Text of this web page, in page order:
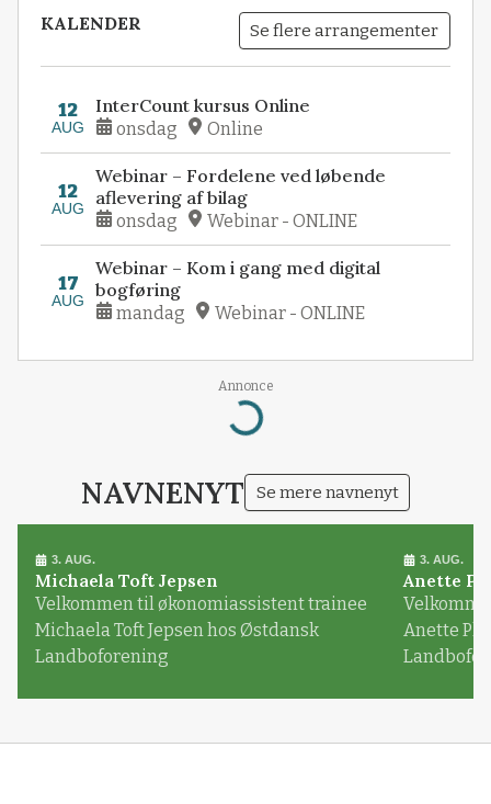
KALENDER Se flere arrangementer
12
AUG
InterCount kursus Online
onsdag Online
12
AUG
Webinar – Fordelene ved løbende
aflevering af bilag
onsdag Webinar - ONLINE
17
AUG
Webinar – Kom i gang med digital
bogføring
mandag Webinar - ONLINE
Annonce
Loading...
NAVNENYT Se mere navnenyt
3. AUG.
Michaela Toft Jepsen
Velkommen til økonomiassistent trainee
Michaela Toft Jepsen hos Østdansk
Landboforening
3. AUG.
Anette
Anette